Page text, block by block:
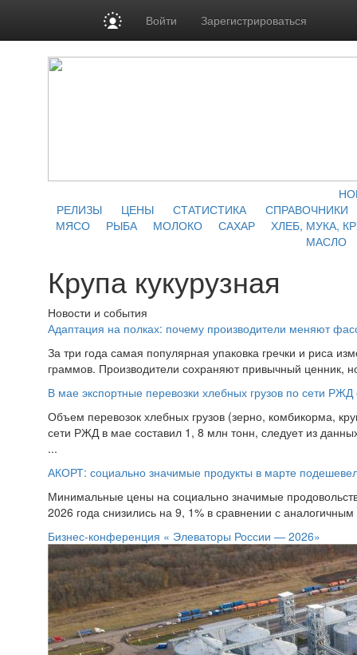
Войти Зарегистрироваться
РЕЛИЗЫ
ЦЕНЫ СТАТИСТИКА
СПРАВОЧНИКИ
МЯСО
РЫБА МОЛОКО САХАР
ХЛЕБ, МУКА,
МАСЛО
Крупа кукурузная
Новости и события
Адаптация на полках: почему производители меняют
За три года самая популярная упаковка гречки и риса
граммов. Производители сохраняют привычный ценник,
В мае экспортные перевозки хлебных грузов по сети
Объем перевозок хлебных грузов (зерно, комбикорма,
сети РЖД в мае составил 1, 8 млн тонн, следует из
...
АКОРТ: социально значимые продукты в марте
Минимальные цены на социально значимые
2026 года снизились на 9, 1% в сравнении с
Бизнес-конференция « Элеваторы России — 2026»